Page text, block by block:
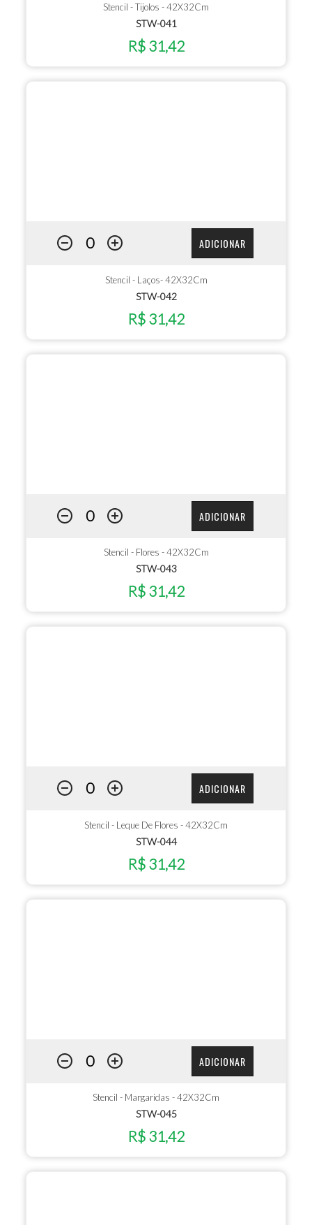
Stencil - Tijolos - 42X32Cm
STW-041
R$ 31,42
ADICIONAR
Stencil - Laços- 42X32Cm
STW-042
R$ 31,42
ADICIONAR
Stencil - Flores - 42X32Cm
STW-043
R$ 31,42
ADICIONAR
Stencil - Leque De Flores - 42X32Cm
STW-044
R$ 31,42
ADICIONAR
Stencil - Margaridas - 42X32Cm
STW-045
R$ 31,42